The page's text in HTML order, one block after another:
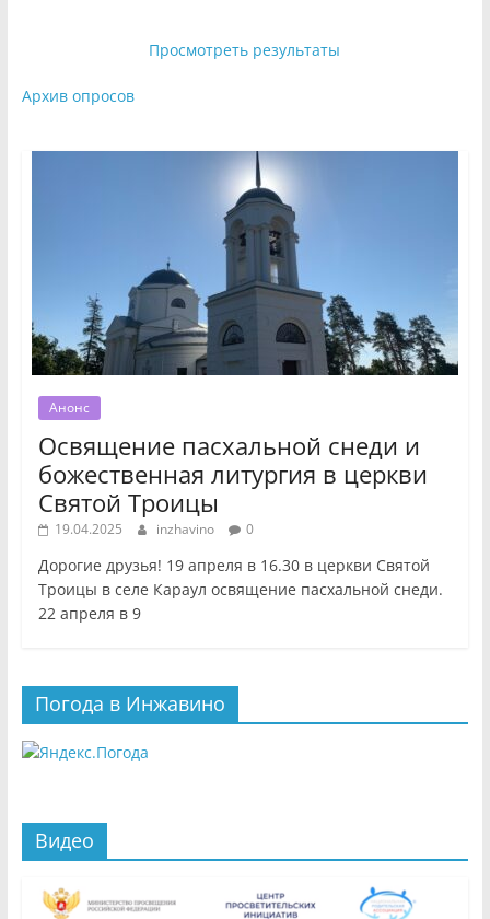
Просмотреть результаты
Архив опросов
Анонс
Освящение пасхальной снеди и
божественная литургия в церкви
Святой Троицы
19.04.2025 inzhavino 0
Дорогие друзья! 19 апреля в 16.30 в церкви Святой
Троицы в селе Караул освящение пасхальной снеди.
22 апреля в 9
Погода в Инжавино
Видео